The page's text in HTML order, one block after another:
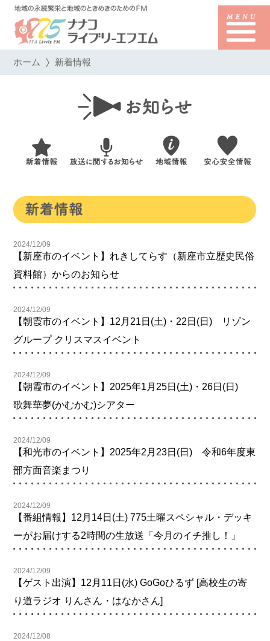
ホーム 新着情報
2024/12/09
【新座市のイベント】れきしてらす（新座市立歴史民俗
資料館）からのお知らせ
2024/12/09
【朝霞市のイベント】12月21日(土)・22日(日) リゾン
グループ クリスマスイベント
2024/12/09
【朝霞市のイベント】2025年1月25日(土)・26日(日)
歌舞華夢(かむかむ)シアター
2024/12/09
【和光市のイベント】2025年2月23日(日) 令和6年度東
部方面音楽まつり
2024/12/09
【番組情報】12月14日(土) 775土曜スペシャル・デッキ
ーがお届けする2時間の生放送「今月のイチ推し！」
2024/12/09
【ゲスト出演】12月11日(水) GoGoひるず [高校生の寄
り道ラジオ りんさん・はなかさん]
2024/12/08